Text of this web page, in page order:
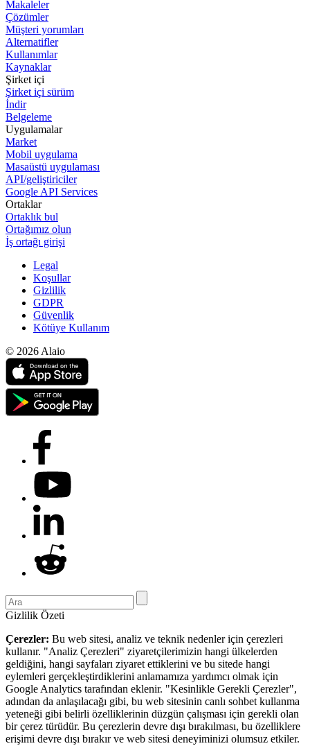
Makaleler
Çözümler
Müşteri yorumları
Alternatifler
Kullanımlar
Kaynaklar
Şirket içi
Şirket içi sürüm
İndir
Belgeleme
Uygulamalar
Market
Mobil uygulama
Masaüstü uygulaması
API/geliştiriciler
Google API Services
Ortaklar
Ortaklık bul
Ortağımız olun
İş ortağı girişi
Legal
Koşullar
Gizlilik
GDPR
Güvenlik
Kötüye Kullanım
© 2026 Alaio
Gizlilik Özeti
Çerezler: Bu web sitesi, analiz ve teknik nedenler için çerezleri
kullanır. "Analiz Çerezleri" ziyaretçilerimizin hangi ülkelerden
geldiğini, hangi sayfaları ziyaret ettiklerini ve bu sitede hangi
eylemleri gerçekleştirdiklerini anlamamıza yardımcı olmak için
Google Analytics tarafından eklenir. "Kesinlikle Gerekli Çerezler",
adından da anlaşılacağı gibi, bu web sitesinin canlı sohbet kullanma
yeteneği gibi belirli özelliklerinin düzgün çalışması için gerekli olan
bir çerez türüdür. Bu çerezlerin devre dışı bırakılması, bu özelliklere
erişimi devre dışı bırakır ve web sitesi deneyiminizi olumsuz etkiler.